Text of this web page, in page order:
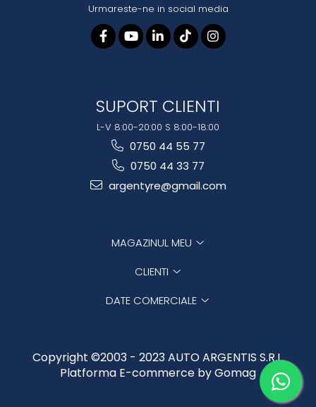
Urmareste-ne in social media
SUPORT CLIENTI
L-V 8:00-20:00 S 8:00-18:00
0750 44 55 77
0750 44 33 77
argentyre@gmail.com
MAGAZINUL MEU
CLIENTI
DATE COMERCIALE
Copyright ©2003 - 2023 AUTO ARGENTIS S.R.L.
Platforma E-commerce by Gomag